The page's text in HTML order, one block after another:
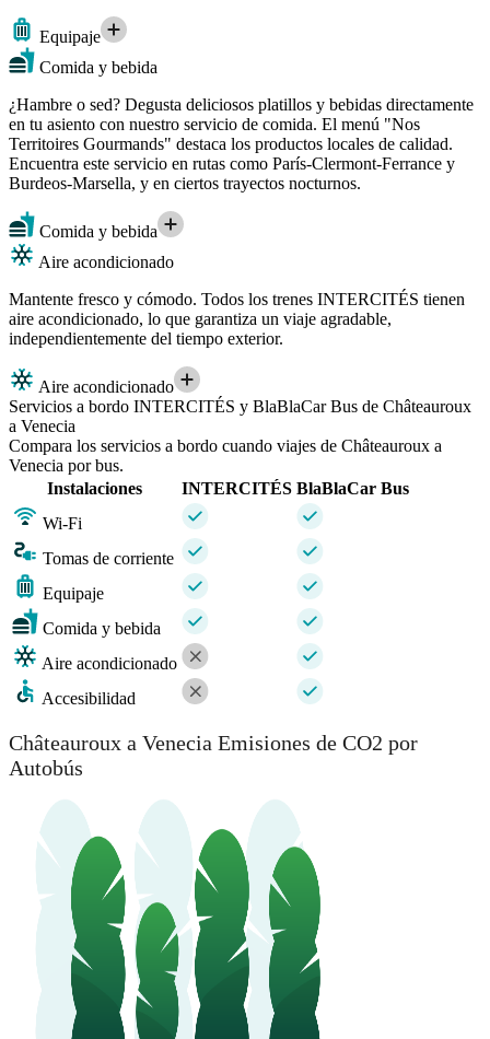
Equipaje
Comida y bebida
¿Hambre o sed? Degusta deliciosos platillos y bebidas directamente
en tu asiento con nuestro servicio de comida. El menú "Nos
Territoires Gourmands" destaca los productos locales de calidad.
Encuentra este servicio en rutas como París-Clermont-Ferrance y
Burdeos-Marsella, y en ciertos trayectos nocturnos.
Comida y bebida
Aire acondicionado
Mantente fresco y cómodo. Todos los trenes INTERCITÉS tienen
aire acondicionado, lo que garantiza un viaje agradable,
independientemente del tiempo exterior.
Aire acondicionado
Servicios a bordo INTERCITÉS y BlaBlaCar Bus de Châteauroux
a Venecia
Compara los servicios a bordo cuando viajes de Châteauroux a
Venecia por bus.
Instalaciones
INTERCITÉS BlaBlaCar Bus
Wi-Fi
Tomas de corriente
Equipaje
Comida y bebida
Aire acondicionado
Accesibilidad
Châteauroux a Venecia Emisiones de CO2 por
Autobús